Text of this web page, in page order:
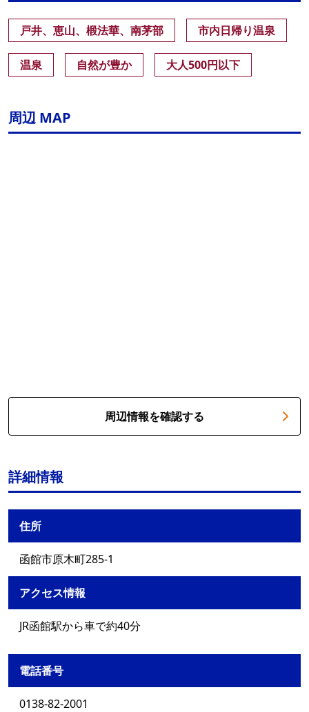
戸井、恵山、椴法華、南茅部 市内日帰り温泉
温泉 自然が豊か 大人500円以下
周辺 MAP
周辺情報を確認する
詳細情報
住所
函館市原木町285-1
アクセス情報
JR函館駅から車で約40分
電話番号
0138-82-2001